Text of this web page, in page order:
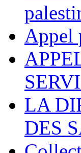
Appel
LA
DES